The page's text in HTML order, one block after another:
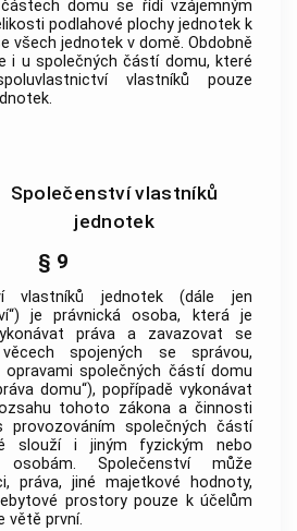
domu se řídí vzájemným
podlahové plochy jednotekk
všech jednotekv domě. Obdobně
i u společných částí domu, které
vlastníků pouze
.
Společenství vlastníků
jednotek
§ 9
vlastníků jednotek(dále jen
je právnická osoba, která je
práva a zavazovat se
spojených se správou,
opravamispolečných částí domu
domu“), popřípadě vykonávat
tohoto zákona a činnosti
provozovánímspolečných částí
slouží i jiným fyzickým nebo
osobám. Společenství může
práva, jiné majetkové hodnoty,
prostory pouze k účelům
větě první.